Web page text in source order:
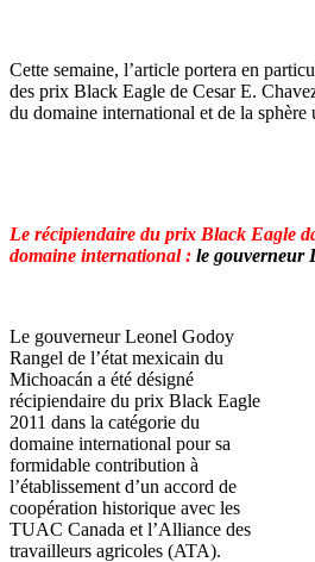
Cette semaine, l’article portera en
des prix Black Eagle de Cesar E.
du domaine international et de la sphère
Le récipiendaire du prix Black Eagle
domaine international : le gouverneur
Le gouverneur Leonel Godoy
Rangel de l’état mexicain du
Michoacán a été désigné
récipiendaire du prix Black Eagle
2011 dans la catégorie du
domaine international pour sa
formidable contribution à
l’établissement d’un accord de
coopération historique avec les
TUAC Canada et l’Alliance des
travailleurs agricoles (ATA).